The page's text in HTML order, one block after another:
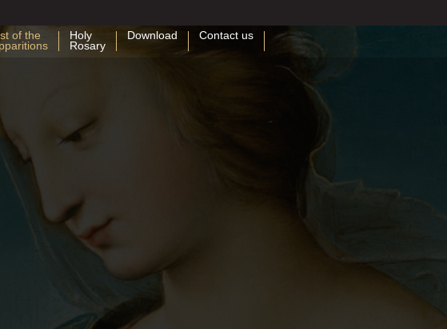
of the
Holy
Rosary
Download Contact us